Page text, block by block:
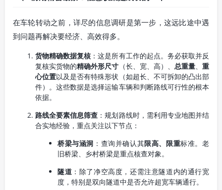
在车轮转动之前，详尽的信息调研是第一步，这远比途中遇
到问题再解决要经济、高效得多。
货物精确数据复核 ：这是所有工作的起点。务必获取并反
复核实货物的精确外形尺寸 （长、宽、高）、 总重量、重
心位置以及是否有特殊形状（如超长、不可拆卸的凸出部
件）。这些数据是选择运输车辆和判断路线可行性的根本
依据。
路线全要素信息筛查 ：规划路线时，需利用专业地图并结
合实地经验，重点关注以下节点：
桥梁与涵洞 ：查询并确认其限高、限重标准。老
旧桥梁、乡村桥梁是重点核查对象。
隧道 ：除了净空高度，还需注意隧道内的通行宽
度，特别是双向隧道中是否允许超宽车辆通行。